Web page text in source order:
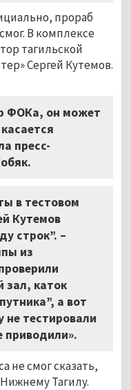
прораб
В комплексе
тагильской
Сергей Кутемов.
ФОКа, он может
пресс-
в тестовом
Кутемов
строк”. –
из
зал, каток
а вот
тестировали
приводили».
не смог сказать,
Тагилу.